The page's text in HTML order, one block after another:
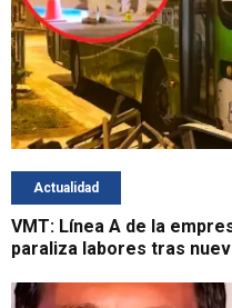
Actualidad
VMT: Línea A de la
paraliza labores tras